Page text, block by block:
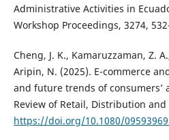
Administrative Activities in
Workshop Proceedings, 3274,
Cheng, J. K., Kamaruzzaman, Z.
Aripin, N. (2025). E-commerce
and future trends of
Review of Retail, Distribution and
https://doi.org/10.1080/